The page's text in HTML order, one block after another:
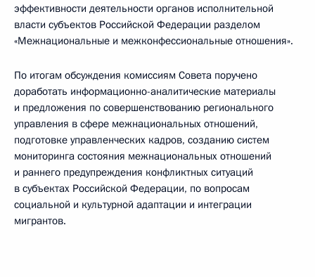
эффективности деятельности органов исполнительной
власти субъектов Российской Федерации разделом
«Межнациональные и межконфессиональные отношения».
По итогам обсуждения комиссиям Совета поручено
доработать информационно-аналитические материалы
и предложения по совершенствованию регионального
управления в сфере межнациональных отношений,
подготовке управленческих кадров, созданию систем
мониторинга состояния межнациональных отношений
и раннего предупреждения конфликтных ситуаций
в субъектах Российской Федерации, по вопросам
социальной и культурной адаптации и интеграции
мигрантов.